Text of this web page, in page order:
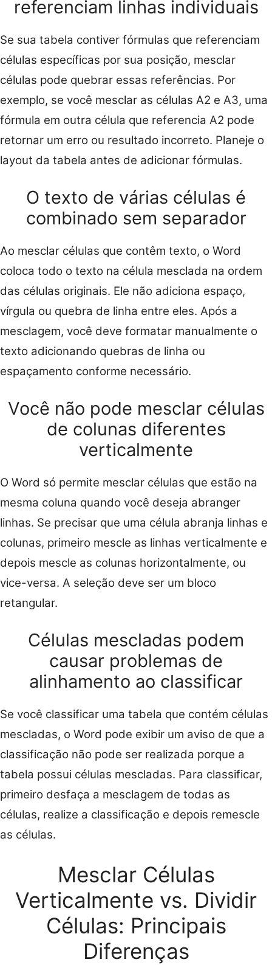
referenciam linhas individuais
Se sua tabela contiver fórmulas que referenciam
células específicas por sua posição, mesclar
células pode quebrar essas referências. Por
exemplo, se você mesclar as células A2 e A3, uma
fórmula em outra célula que referencia A2 pode
retornar um erro ou resultado incorreto. Planeje o
layout da tabela antes de adicionar fórmulas.
O texto de várias células é
combinado sem separador
Ao mesclar células que contêm texto, o Word
coloca todo o texto na célula mesclada na ordem
das células originais. Ele não adiciona espaço,
vírgula ou quebra de linha entre eles. Após a
mesclagem, você deve formatar manualmente o
texto adicionando quebras de linha ou
espaçamento conforme necessário.
Você não pode mesclar células
de colunas diferentes
verticalmente
O Word só permite mesclar células que estão na
mesma coluna quando você deseja abranger
linhas. Se precisar que uma célula abranja linhas e
colunas, primeiro mescle as linhas verticalmente e
depois mescle as colunas horizontalmente, ou
vice-versa. A seleção deve ser um bloco
retangular.
Células mescladas podem
causar problemas de
alinhamento ao classificar
Se você classificar uma tabela que contém células
mescladas, o Word pode exibir um aviso de que a
classificação não pode ser realizada porque a
tabela possui células mescladas. Para classificar,
primeiro desfaça a mesclagem de todas as
células, realize a classificação e depois remescle
as células.
Mesclar Células
Verticalmente vs. Dividir
Células: Principais
Diferenças